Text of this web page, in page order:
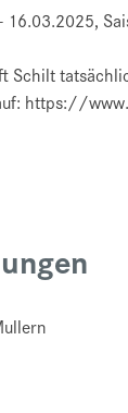
16.03.2025,
Schilt
https://